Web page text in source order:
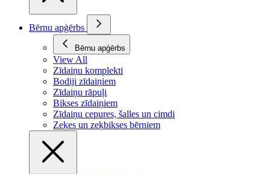
Bērnu apģērbs
Bērnu apģērbs
View All
Zīdaiņu komplekti
Bodiji zīdaiņiem
Zīdaiņu rāpuļi
Bikses zīdaiņiem
Zīdaiņu cepures, šalles un cimdi
Zeķes un zeķbikses bērniem